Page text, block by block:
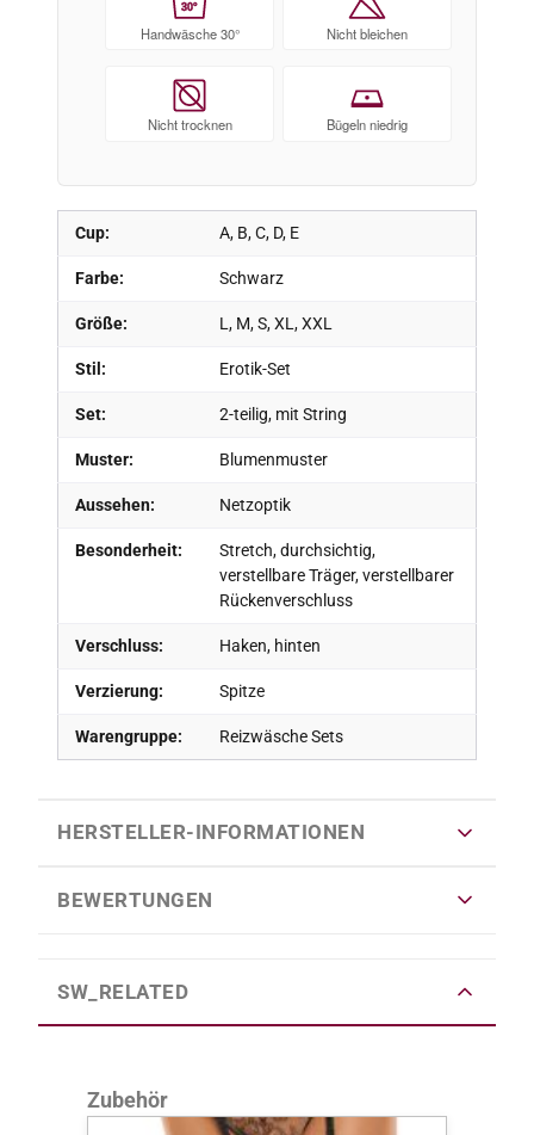
Cup: A, B, C, D, E
Farbe: Schwarz
Größe: L, M, S, XL, XXL
Stil: Erotik-Set
Set: 2-teilig, mit String
Muster: Blumenmuster
Aussehen: Netzoptik
Besonderheit:
Stretch, durchsichtig,
verstellbare Träger, verstellbarer
Rückenverschluss
Verschluss: Haken, hinten
Verzierung: Spitze
Warengruppe: Reizwäsche Sets
30°
Handwäsche 30° Nicht bleichen
Nicht trocknen Bügeln niedrig
HERSTELLER-INFORMATIONEN
BEWERTUNGEN
SW_RELATED
Produktgalerie überspringen
Zubehör